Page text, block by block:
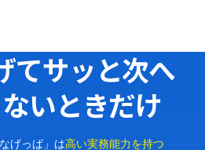
てサッと次へ
いときだけ
なげっぱ」は高い実務能力を持つ